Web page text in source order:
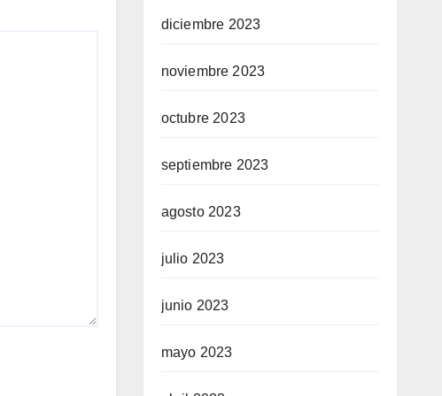
diciembre 2023
noviembre 2023
octubre 2023
septiembre 2023
agosto 2023
julio 2023
junio 2023
mayo 2023